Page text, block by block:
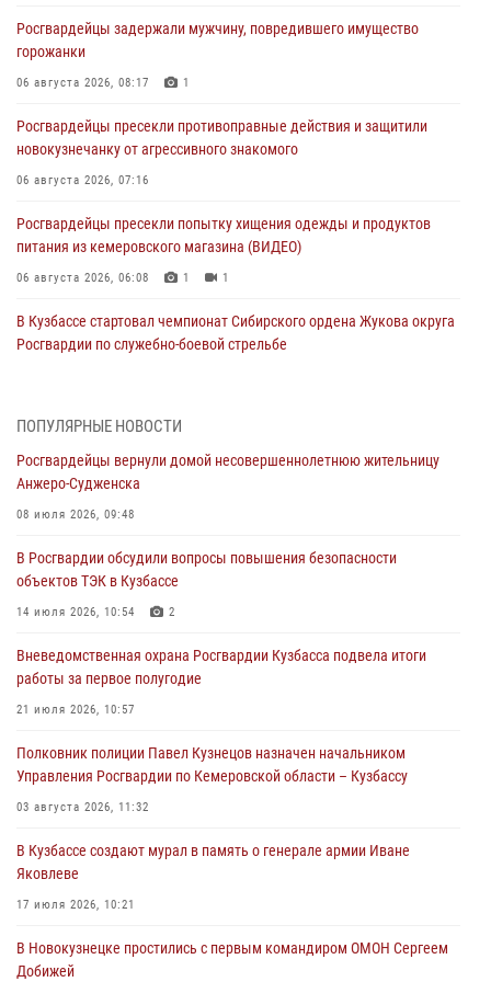
Росгвардейцы задержали мужчину, повредившего имущество
горожанки
06 августа 2026, 08:17 1
Росгвардейцы пресекли противоправные действия и защитили
новокузнечанку от агрессивного знакомого
06 августа 2026, 07:16
Росгвардейцы пресекли попытку хищения одежды и продуктов
питания из кемеровского магазина (ВИДЕО)
06 августа 2026, 06:08 1 1
В Кузбассе стартовал чемпионат Сибирского ордена Жукова округа
Росгвардии по служебно-боевой стрельбе
Росгвардейцы задержали в Кемерове дебошира, устроившего
05 августа 2026, 09:30
Росгвардейцы задержали участника драки, причинившего побои
05 августа 2026, 08:50
Росгвардейцы пресекли нарушение общественного порядка на
05 августа 2026, 08:10
Росгвардейцы в Юрге пресекли попытку проникновения на
05 августа 2026, 07:45
ПОПУЛЯРНЫЕ НОВОСТИ
Росгвардейцы вернули домой несовершеннолетнюю жительницу
Анжеро-Судженска
08 июля 2026, 09:48
В Росгвардии обсудили вопросы повышения безопасности
объектов ТЭК в Кузбассе
14 июля 2026, 10:54 2
Вневедомственная охрана Росгвардии Кузбасса подвела итоги
работы за первое полугодие
21 июля 2026, 10:57
Полковник полиции Павел Кузнецов назначен начальником
Управления Росгвардии по Кемеровской области – Кузбассу
03 августа 2026, 11:32
В Кузбассе создают мурал в память о генерале армии Иване
Яковлеве
17 июля 2026, 10:21
В Новокузнецке простились с первым командиром ОМОН Сергеем
Добижей